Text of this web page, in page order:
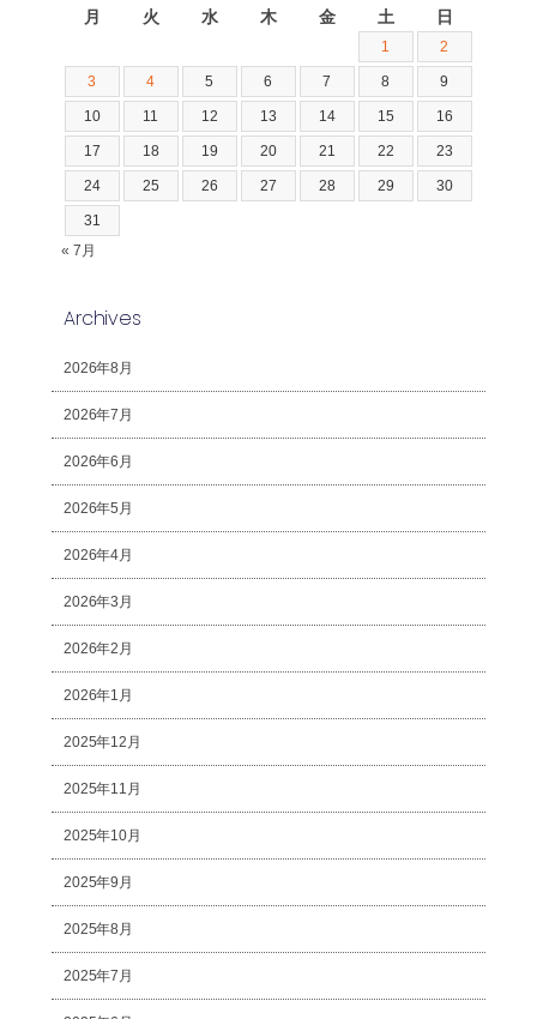
月 火 水 木 金 土 日
1 2
3 4 5 6 7 8 9
10 11 12 13 14 15 16
17 18 19 20 21 22 23
24 25 26 27 28 29 30
31
« 7月
Archives
2026年8月
2026年7月
2026年6月
2026年5月
2026年4月
2026年3月
2026年2月
2026年1月
2025年12月
2025年11月
2025年10月
2025年9月
2025年8月
2025年7月